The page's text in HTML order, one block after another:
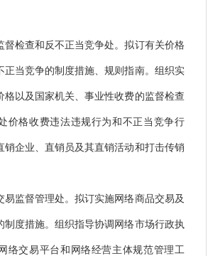
检查和反不正当竞争处。拟订有关价格
正当竞争的制度措施、规则指南。组织实
格以及国家机关、事业性收费的监督检查
价格收费违法违规行为和不正当竞争行
销企业、直销员及其直销活动和打击传销
监督管理处。拟订实施网络商品交易及
制度措施。组织指导协调网络市场行政执
络交易平台和网络经营主体规范管理工